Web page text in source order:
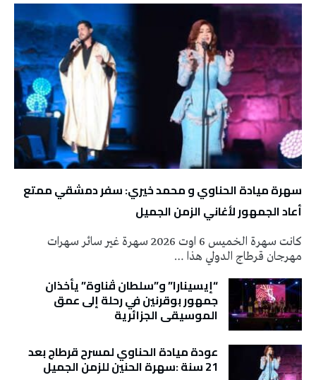
سهرة ميادة الحناوي و محمد خيري: سفر دمشقي ممتع
أعاد الجمهور لأغاني الزمن الجميل
كانت سهرة الخميس 6 اوت 2026 سهرة غير سائر سهرات
مهرجان قرطاج الدولي هذا …
“إيسينارا” و”سلطان ڤناوة” يأخذان
جمهور بوقرنين في رحلة إلى عمق
الموسيقى الجزائرية
عودة ميادة الحناوي لمسرح قرطاج بعد
21 سنة :سهرة الحنين للزمن الجميل